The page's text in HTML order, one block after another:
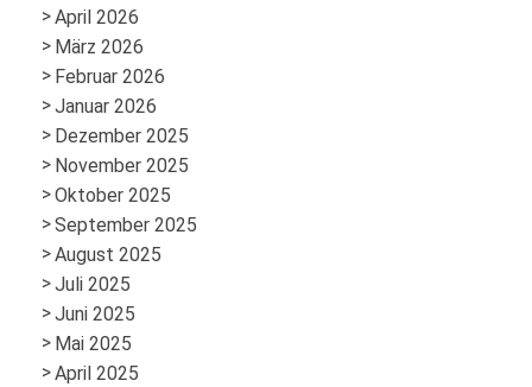
April 2026
März 2026
Februar 2026
Januar 2026
Dezember 2025
November 2025
Oktober 2025
September 2025
August 2025
Juli 2025
Juni 2025
Mai 2025
April 2025